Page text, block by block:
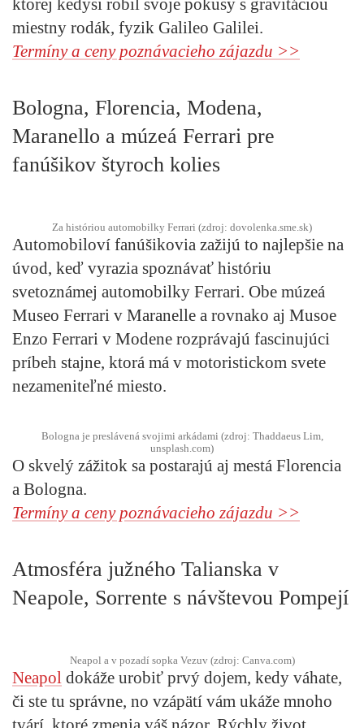
miestny rodák, fyzik Galileo Galilei.
Termíny a ceny poznávacieho zájazdu >>
Bologna, Florencia, Modena,
Maranello a múzeá Ferrari pre
fanúšikov štyroch kolies
Za históriou automobilky Ferrari (zdroj: dovolenka.sme.sk)
Automobiloví fanúšikovia zažijú to najlepšie na
úvod, keď vyrazia spoznávať históriu
svetoznámej automobilky Ferrari. Obe múzeá
Museo Ferrari v Maranelle a rovnako aj Musoe
Enzo Ferrari v Modene rozprávajú fascinujúci
príbeh stajne, ktorá má v motoristickom svete
nezameniteľné miesto.
Bologna je preslávená svojimi arkádami (zdroj: Thaddaeus Lim,
unsplash.com)
O skvelý zážitok sa postarajú aj mestá Florencia
a Bologna.
Termíny a ceny poznávacieho zájazdu >>
Atmosféra južného Talianska v
Neapole, Sorrente s návštevou Pompejí
Neapol a v pozadí sopka Vezuv (zdroj: Canva.com)
Neapol dokáže urobiť prvý dojem, kedy váhate,
či ste tu správne, no vzápätí vám ukáže mnoho